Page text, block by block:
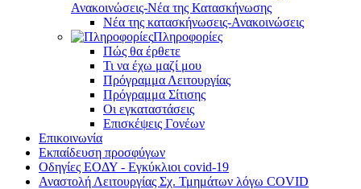
Ανακοινώσεις-Νέα της Κατασκήνωσης
Νέα της κατασκήνωσεις-Ανακοινώσεις
Πληροφορίες
Πώς θα έρθετε
Τι να έχω μαζί μου
Πρόγραμμα Λειτουργίας
Πρόγραμμα Σίτισης
Οι εγκαταστάσεις
Επισκέψεις Γονέων
Επικοινωνία
Εκπαίδευση προσφύγων
Οδηγίες ΕΟΔΥ - Εγκύκλιοι covid-19
Αναστολή Λειτουργίας Σχ. Τμημάτων λόγω COVID